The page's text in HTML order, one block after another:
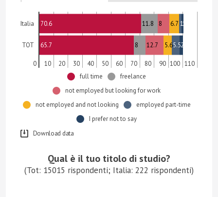
Italia
TOT
0 10 20 30 40 50 60 70 80 90 100 110
70.6 11.8 8 6.7 1.71.3
65.7 8 12.7 5.65.52.5
full time
freelance
not employed but looking for work
not employed and not looking
employed part-time
I prefer not to say
Download data
Qual è il tuo titolo di studio?
(Tot: 15015 rispondenti; Italia: 222 rispondenti)